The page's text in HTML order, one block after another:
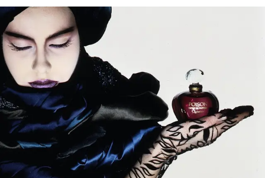
l’ambré Tobacco Honey.